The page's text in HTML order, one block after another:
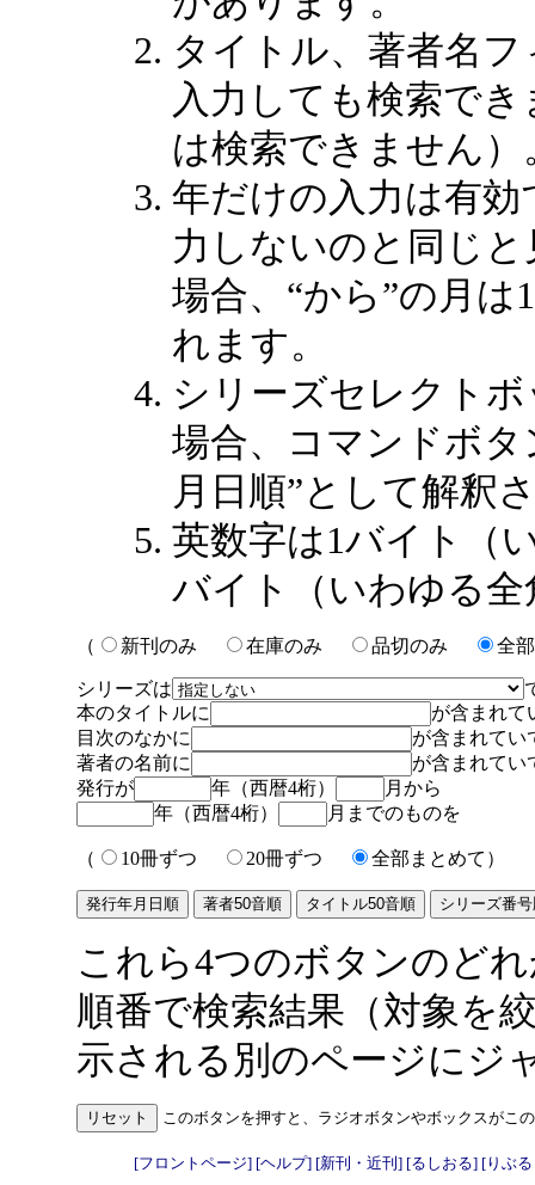
タイトル、著者名
入力しても検索で
は検索できません）
年だけの入力は有
力しないのと同じ
場合、“から”の月は
れます。
シリーズセレクト
場合、コマンドボタ
月日順”として解釈
英数字は1バイト（
バイト（いわゆる
（ 新刊のみ 在庫のみ 品切のみ 全
シリーズは
本のタイトルに
が含まれて
目次のなかに
が含まれてい
著者の名前に
が含まれてい
発行が
年（西暦4桁）
月から
年（西暦4桁）
月までのものを
（ 10冊ずつ 20冊ずつ 全部まとめて）
これら4つのボタンのど
順番で検索結果（対象を
示される別のページにジ
このボタンを押すと、ラジオボタンやボックスがこ
[フロントページ] [ヘルプ] [新刊・近刊] [るしおる] [りぶ